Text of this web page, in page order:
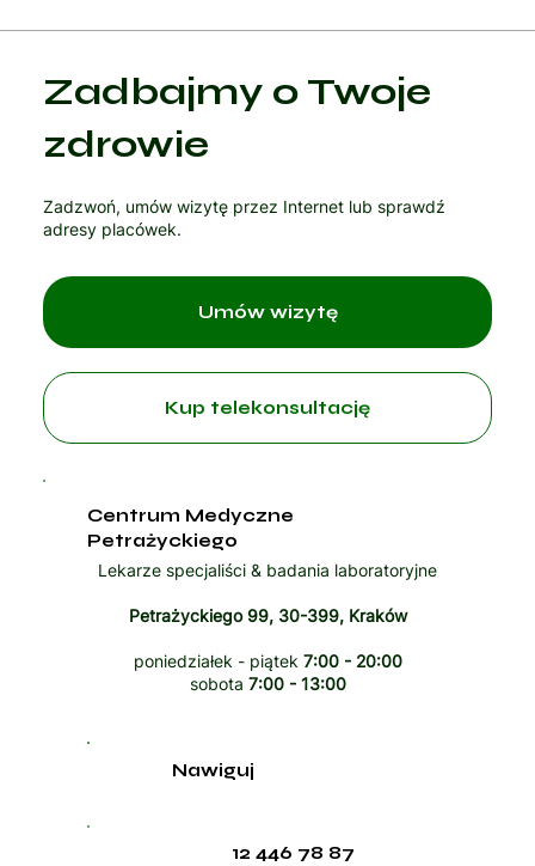
Zadbajmy o Twoje
zdrowie
Zadzwoń, umów wizytę przez Internet lub sprawdź
adresy placówek.
Kup telekonsultację
Centrum Medyczne
Petrażyckiego
Lekarze specjaliści & badania laboratoryjne
Petrażyckiego 99, 30-399, Kraków
poniedziałek - piątek 7:00 - 20:00
sobota 7:00 - 13:00
12 446 78 87
Nawiguj
Umów wizytę